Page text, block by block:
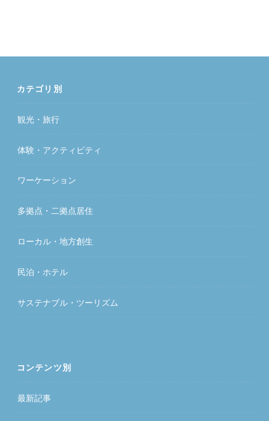
カテゴリ別
観光・旅行
体験・アクティビティ
ワーケーション
多拠点・二拠点居住
ローカル・地方創生
民泊・ホテル
サステナブル・ツーリズム
コンテンツ別
最新記事